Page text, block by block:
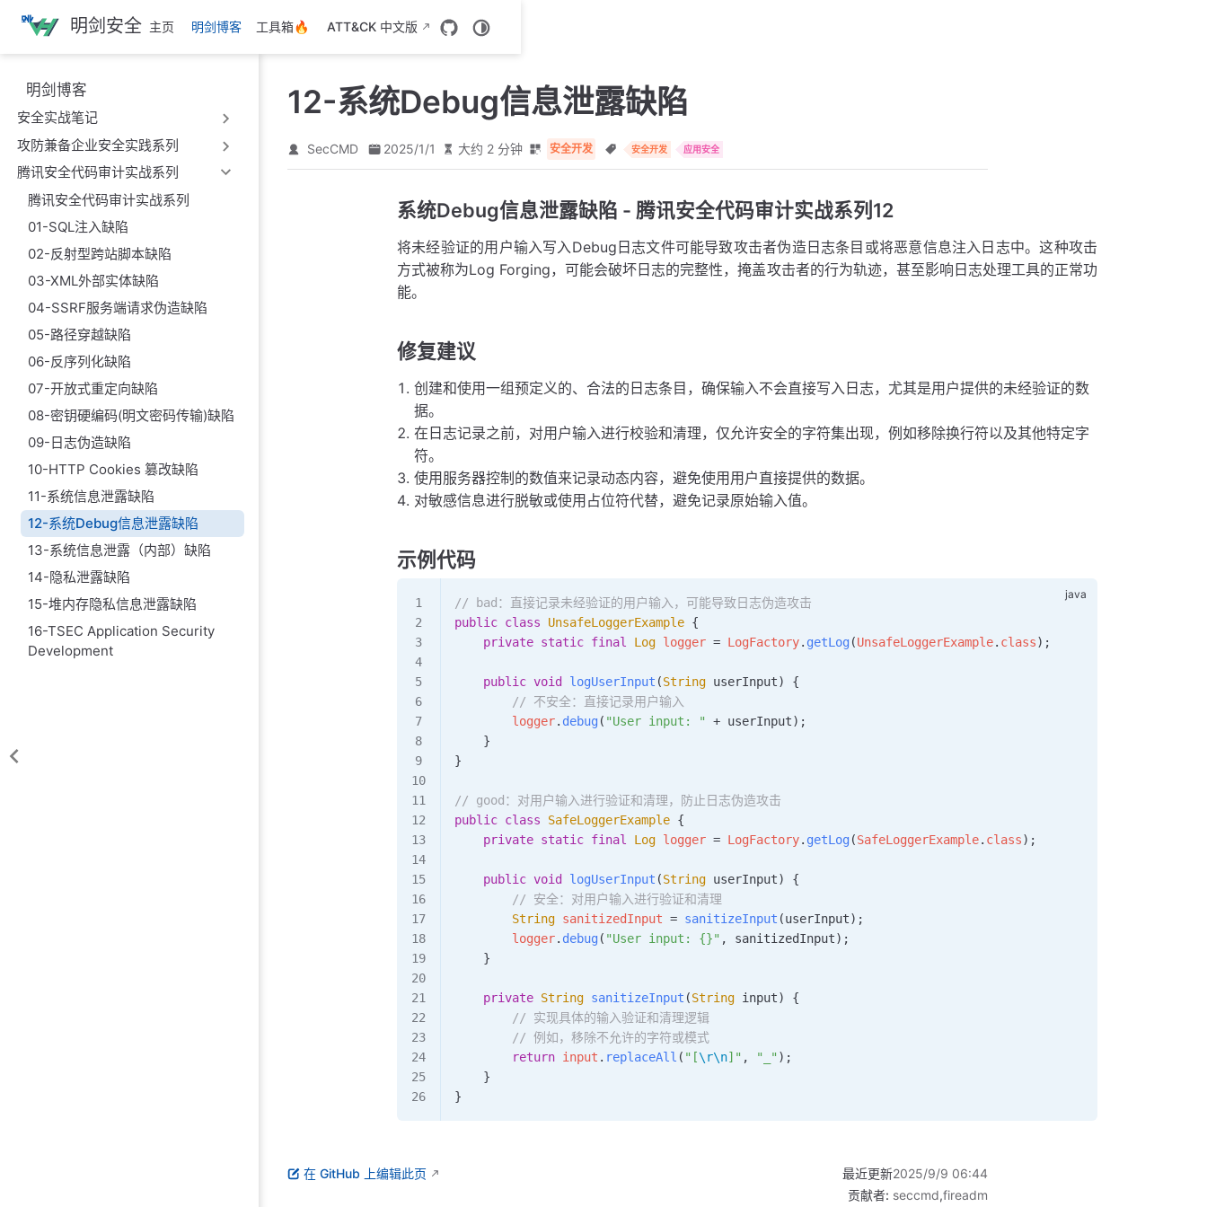
跳
主
內
容
明剑安全 主页 明剑博客 工具箱🔥 ATT&CK 中文版
明剑博客
安全实战笔记
攻防兼备企业安全实践系列
腾讯安全代码审计实战系列
腾讯安全代码审计实战系列
01-SQL注入缺陷
02-反射型跨站脚本缺陷
03-XML外部实体缺陷
04-SSRF服务端请求伪造缺陷
05-路径穿越缺陷
06-反序列化缺陷
07-开放式重定向缺陷
08-密钥硬编码(明文密码传输)缺陷
09-日志伪造缺陷
10-HTTP Cookies 篡改缺陷
11-系统信息泄露缺陷
12-系统Debug信息泄露缺陷
13-系统信息泄露（内部）缺陷
14-隐私泄露缺陷
15-堆内存隐私信息泄露缺陷
16-TSEC Application Security
Development
12-系统Debug信息泄露缺陷
SecCMD 2025/1/1 大约 2 分钟 安全开发 安全开发 应用安全
系统Debug信息泄露缺陷 - 腾讯安全代码审计实战系列12
将未经验证的用户输入写入Debug日志文件可能导致攻击者伪造日志条目或将恶意信息注入日志中。这种攻击
方式被称为Log Forging，可能会破坏日志的完整性，掩盖攻击者的行为轨迹，甚至影响日志处理工具的正常功
能。
修复建议
创建和使用一组预定义的、合法的日志条目，确保输入不会直接写入日志，尤其是用户提供的未经验证的数
据。
在日志记录之前，对用户输入进行校验和清理，仅允许安全的字符集出现，例如移除换行符以及其他特定字
符。
使用服务器控制的数值来记录动态内容，避免使用用户直接提供的数据。
对敏感信息进行脱敏或使用占位符代替，避免记录原始输入值。
示例代码
// bad：直接记录未经验证的用户输入，可能导致日志伪造攻击
public class UnsafeLoggerExample {
    private
static final Log logger = LogFactory. getLog (UnsafeLoggerExample. class);
    public
void logUserInput (String userInput)
{
        // 不安全：直接记录用户输入
        logger
. debug ( "User input: " + userInput);
    }
}
// good：对用户输入进行验证和清理，防止日志伪造攻击
public class SafeLoggerExample {
    private
static final Log logger = LogFactory. getLog (SafeLoggerExample. class);
    public
void logUserInput (String userInput)
{
        // 安全：对用户输入进行验证和清理
        String
sanitizedInput = sanitizeInput (userInput);
        logger
. debug ( "User input: {}" , sanitizedInput);
    }
    private
String sanitizeInput (String input)
{
        // 实现具体的输入验证和清理逻辑
        // 例如，移除不允许的字符或模式
        return
input . replaceAll ( "[\r\n]" , "_" );
    }
}
在 GitHub 上编辑此页 最近更新2025/9/9 06:44
贡献者: seccmd,fireadm